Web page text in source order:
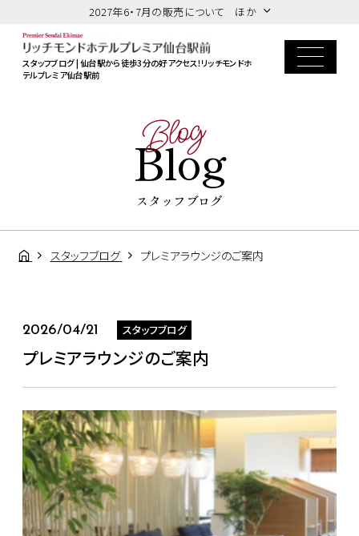
2027年6・7月の販売について ほか
スタッフブログ | 仙台駅から徒歩3分の好アクセス！リッチモンドホ
テルプレミア仙台駅前
Blog
Blog
スタッフブログ
スタッフブログ プレミアラウンジのご案内
2026/04/21 スタッフブログ
プレミアラウンジのご案内